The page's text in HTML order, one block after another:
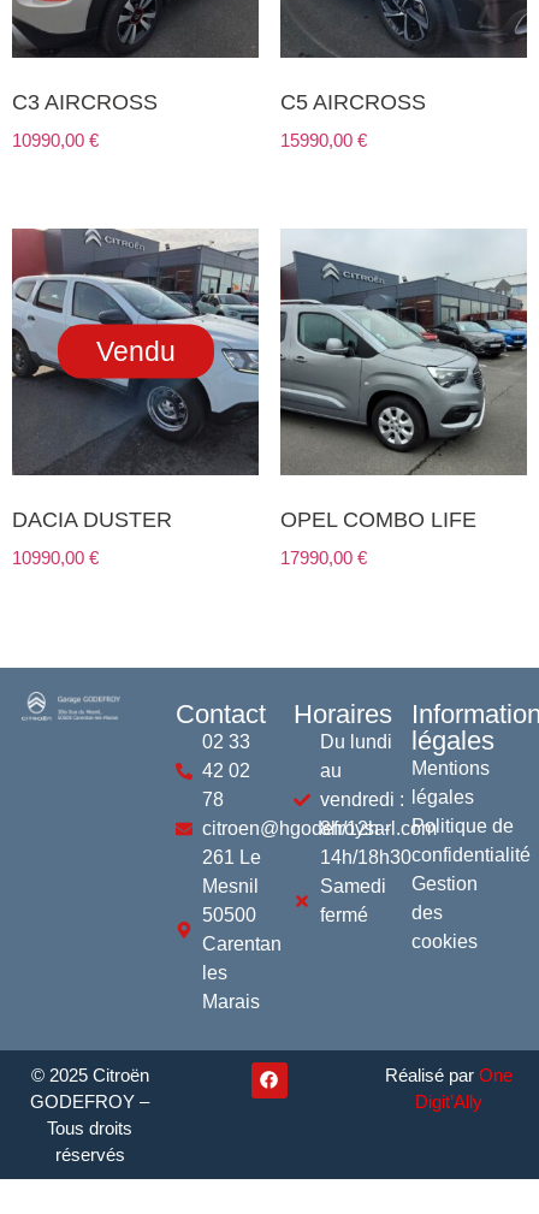
C3 AIRCROSS
10990,00 €
C5 AIRCROSS
15990,00 €
Vendu
DACIA DUSTER
10990,00 €
OPEL COMBO LIFE
17990,00 €
Contact
02 33
42 02
78
citroen@hgodefroysarl.com
261 Le
Mesnil
50500
Carentan
les
Marais
Horaires
Du lundi
au
vendredi :
8h/12h -
14h/18h30
Samedi
fermé
légales
Mentions
légales
Politique de
confidentialité
Gestion
des
cookies
© 2025 Citroën
GODEFROY –
Tous droits
réservés
Réalisé parOne
Digit’Ally